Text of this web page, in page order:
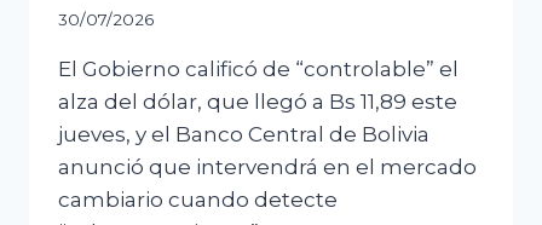
30/07/2026
El Gobierno calificó de “controlable” el
alza del dólar, que llegó a Bs 11,89 este
jueves, y el Banco Central de Bolivia
anunció que intervendrá en el mercado
cambiario cuando detecte